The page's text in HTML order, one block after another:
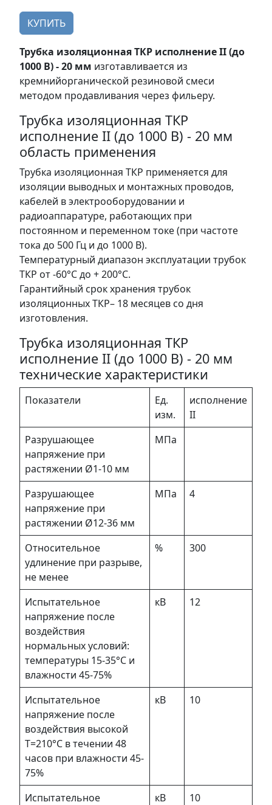
КУПИТЬ
Трубка изоляционная ТКР исполнение II (до
1000 В) - 20 мм изготавливается из
кремнийорганической резиновой смеси
методом продавливания через фильеру.
Трубка изоляционная ТКР
исполнение II (до 1000 В) - 20 мм
область применения
Трубка изоляционная ТКР применяется для
изоляции выводных и монтажных проводов,
кабелей в электрооборудовании и
радиоаппаратуре, работающих при
постоянном и переменном токе (при частоте
тока до 500 Гц и до 1000 В).
Температурный диапазон эксплуатации трубок
ТКР от -60°С до + 200°С.
Гарантийный срок хранения трубок
изоляционных ТКР– 18 месяцев со дня
изготовления.
Трубка изоляционная ТКР
исполнение II (до 1000 В) - 20 мм
технические характеристики
Показатели
Ед.
изм.
исполнение
II
Разрушающее
напряжение при
растяжении Ø1-10 мм
МПа
Разрушающее
напряжение при
растяжении Ø12-36 мм
МПа 4
Относительное
удлинение при разрыве,
не менее
% 300
Испытательное
напряжение после
воздействия
нормальных условий:
температуры 15-35°С и
влажности 45-75%
кВ 12
Испытательное
напряжение после
воздействия высокой
Т=210°С в течении 48
часов при влажности 45-
75%
кВ 10
Испытательное кВ 10